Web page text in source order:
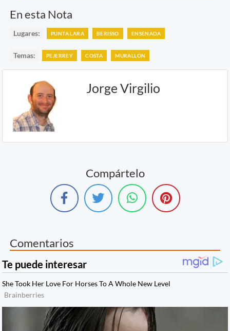
En esta Nota
Lugares: PUNTA LARA BERISSO ENSENADA
Temas: PEJERREY COSTA MURALLON
Jorge Virgilio
Compártelo
Comentarios